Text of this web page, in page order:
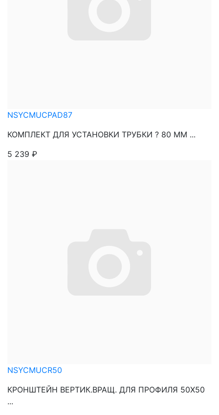
NSYCMUCPAD87
КОМПЛЕКТ ДЛЯ УСТАНОВКИ ТРУБКИ ? 80 ММ ...
5 239 ₽
NSYCMUCR50
КРОНШТЕЙН ВЕРТИК.ВРАЩ. ДЛЯ ПРОФИЛЯ 50Х50
...